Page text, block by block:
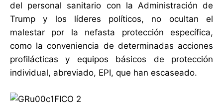
del personal sanitario con la Administración de
Trump y los líderes políticos, no ocultan el
malestar por la nefasta protección específica,
como la conveniencia de determinadas acciones
profilácticas y equipos básicos de protección
individual, abreviado, EPI, que han escaseado.